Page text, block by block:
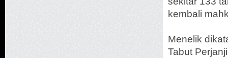
kembali
Menelik
Tabut